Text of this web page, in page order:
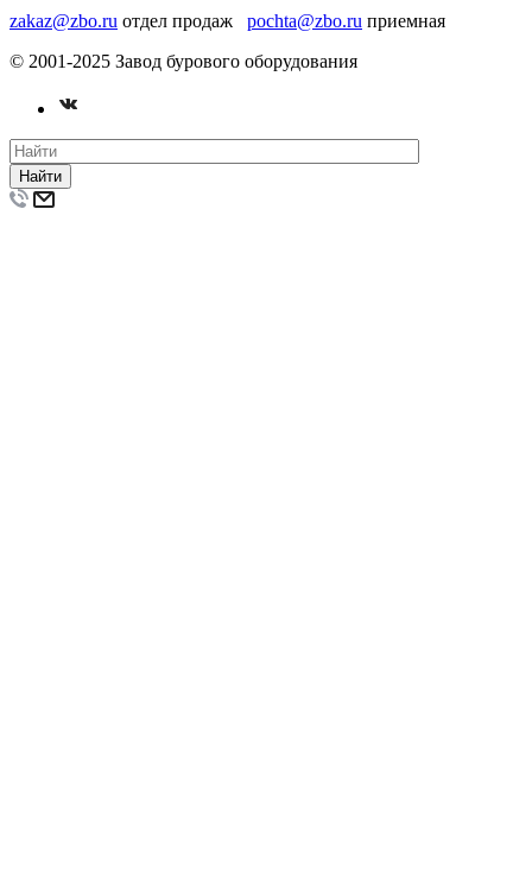
zakaz@zbo.ru отдел продаж pochta@zbo.ru приемная
© 2001-2025 Завод бурового оборудования
Найти